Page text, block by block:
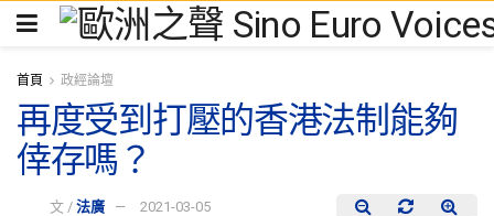
首頁 政經論壇
再度受到打壓的香港法制能夠
倖存嗎？
文 / 法廣 2021-03-05